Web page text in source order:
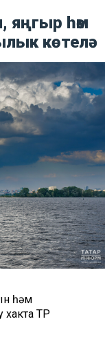
яңгыр һәм
көтелә
һәм
ТР